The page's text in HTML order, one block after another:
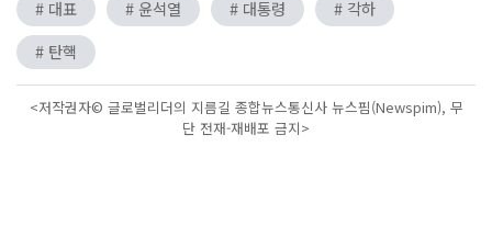
# 대표
# 윤석열 # 대통령
# 각하
# 탄핵
<저작권자© 글로벌리더의 지름길 종합뉴스통신사 뉴스핌(Newspim), 무
단 전재-재배포 금지>